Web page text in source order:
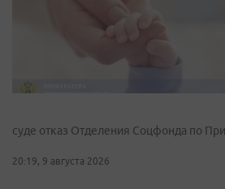
суде отказ Отделения Соцфонда по
20:19, 9 августа 2026